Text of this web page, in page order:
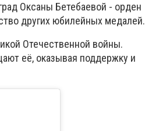
Оксаны Бетебаевой - орден
других юбилейных медалей.
Отечественной войны.
её, оказывая поддержку и